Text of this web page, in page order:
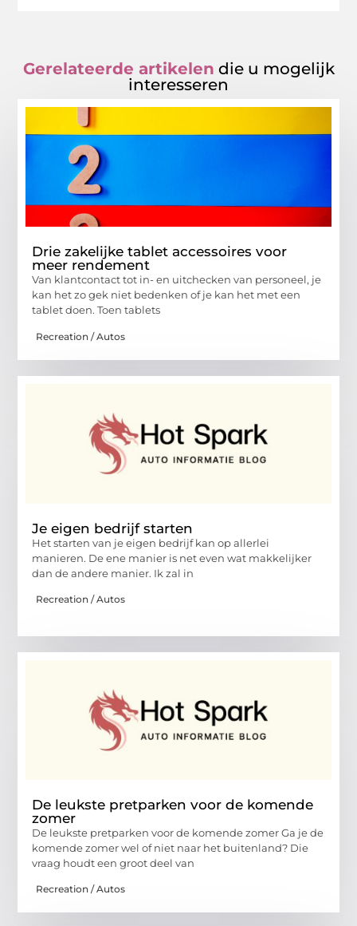
Gerelateerde artikelen die u mogelijk
interesseren
Drie zakelijke tablet accessoires voor
meer rendement
Van klantcontact tot in- en uitchecken van personeel, je
kan het zo gek niet bedenken of je kan het met een
tablet doen. Toen tablets
Recreation / Autos
Je eigen bedrijf starten
Het starten van je eigen bedrijf kan op allerlei
manieren. De ene manier is net even wat makkelijker
dan de andere manier. Ik zal in
Recreation / Autos
De leukste pretparken voor de komende
zomer
De leukste pretparken voor de komende zomer Ga je de
komende zomer wel of niet naar het buitenland? Die
vraag houdt een groot deel van
Recreation / Autos